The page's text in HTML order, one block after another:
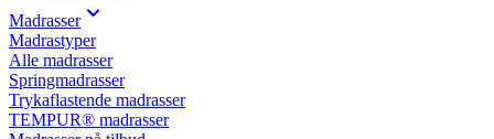
Madrasser
Madrastyper
Alle madrasser
Springmadrasser
Trykaflastende madrasser
TEMPUR® madrasser